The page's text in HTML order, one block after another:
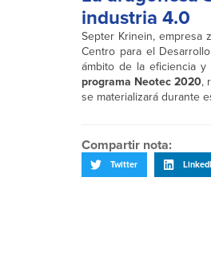
industria 4.0
Septer Krinein, empresa
Centro para el
ámbito de la eficiencia
programa Neotec 2020,
se materializará durante
Compartir nota:
Twitter